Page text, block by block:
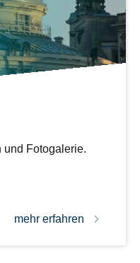
und Fotogalerie.
mehr erfahren